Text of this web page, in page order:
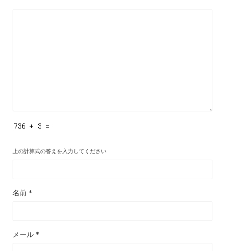
上の計算式の答えを入力してください
名前 *
メール *